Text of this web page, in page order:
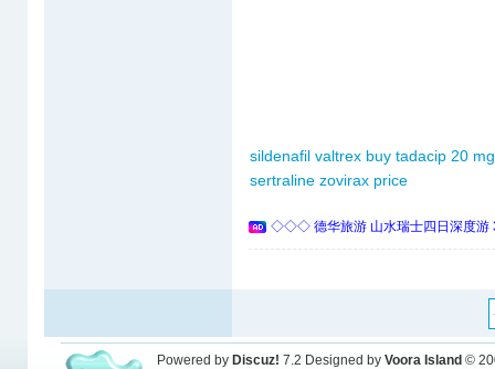
sildenafil valtrex buy tadacip 20 mg
sertraline zovirax price
◇◇◇ 德华旅游 山水瑞士四日深度
Powered by Discuz! 7.2 Designed by Voora Island ©